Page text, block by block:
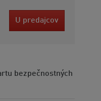
U predajcov
bezpečnostných